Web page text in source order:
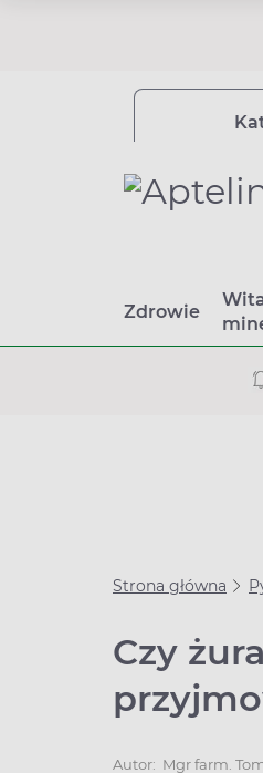
Zdrowie
Strona główna
Czy
Autor: Mgr farm.